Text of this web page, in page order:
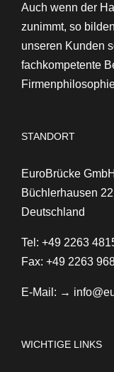
Auch wenn der
zunimmt, so
unseren Kunden
fachkompetente
STANDORT
EuroBrücke GmbH
Büchlerhausen
Deutschland
Tel: +49 2263
Fax: +49 2263
E-Mail: →
WICHTIGE LINKS